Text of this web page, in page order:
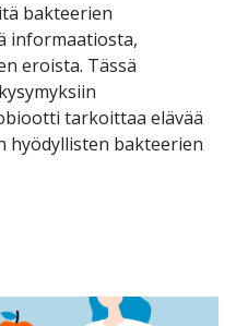
bakteerien
informaatiosta,
eroista. Tässä
tarkoittaa elävää
hyödyllisten bakteerien